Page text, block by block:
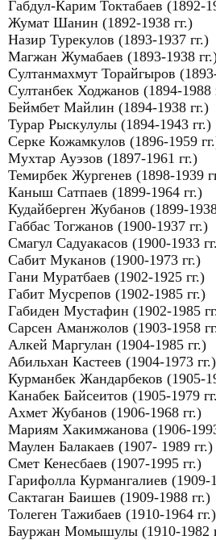
Габдул-Карим Токтабаев (1892-
Жумат Шанин (1892-1938 гг.)
Назир Турекулов (1893-1937 гг.)
Магжан Жумабаев (1893-1938
Султанмахмут Торайгыров
Султанбек Ходжанов (1894-1988
Беймбет Майлин (1894-1938 гг.)
Турар Рыскулулы (1894-1943 гг.)
Серке Кожамкулов (1896-1959
Мухтар Ауэзов (1897-1961 гг.)
Темирбек Жургенев (1898-1939
Каныш Сатпаев (1899-1964 гг.)
Кудайберген Жубанов (1899-
Габбас Тогжанов (1900-1937 гг.)
Смагул Садуакасов (1900-1933
Сабит Муканов (1900-1973 гг.)
Гани Муратбаев (1902-1925 гг.)
Габит Мусрепов (1902-1985 гг.)
Габиден Мустафин (1902-1985
Сарсен Аманжолов (1903-1958
Алкей Маргулан (1904-1985 гг.)
Абильхан Кастеев (1904-1973 гг.)
Курманбек Жандарбеков (1905-
Канабек Байсеитов (1905-1979
Ахмет Жубанов (1906-1968 гг.)
Мариям Хакимжанова (1906-
Маулен Балакаев (1907- 1989 гг.)
Смет Кенесбаев (1907-1995 гг.)
Гарифолла Курмангалиев (1909-
Сактаган Баишев (1909-1988 гг.)
Толеген Тажибаев (1910-1964 гг.)
Бауржан Момышулы (1910-1982